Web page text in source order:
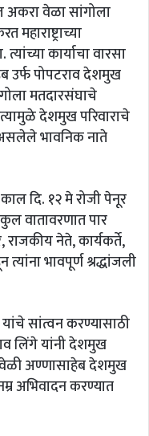
अकरा वेळा सांगोला
कार्याचा वारसा
उर्फ पोपटराव देशमुख
मतदारसंघाचे
देशमुख परिवाराचे
भावनिक नाते
दि. १२ मे रोजी पेनूर
वातावरणात पार
राजकीय नेते, कार्यकर्ते,
भावपूर्ण श्रद्धांजली
सांत्वन करण्यासाठी
लिंगे यांनी देशमुख
अण्णासाहेब देशमुख
अभिवादन करण्यात